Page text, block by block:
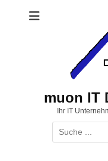
muon IT
Ihr IT
Suchen
nach: